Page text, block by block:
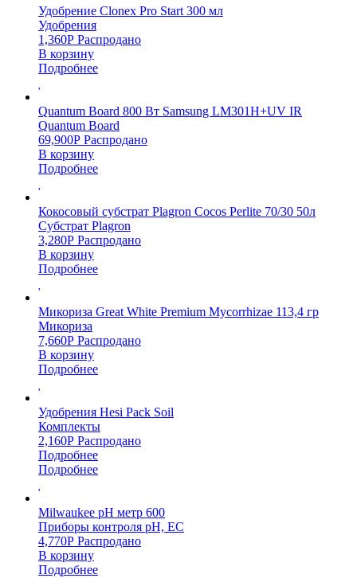
Удобрение Clonex Pro Start 300 мл
Удобрения
1,360Р Распродано
В корзину
Подробнее
Quantum Board 800 Вт Samsung LM301H+UV IR
Quantum Board
69,900Р Распродано
В корзину
Подробнее
Кокосовый субстрат Plagron Cocos Perlite 70/30 50л
Субстрат Plagron
3,280Р Распродано
В корзину
Подробнее
Микориза Great White Premium Mycorrhizae 113,4 гр
Микориза
7,660Р Распродано
В корзину
Подробнее
Удобрения Hesi Pack Soil
Комплекты
2,160Р Распродано
Подробнее
Подробнее
Milwaukee pH метр 600
Приборы контроля pH, EC
4,770Р Распродано
В корзину
Подробнее